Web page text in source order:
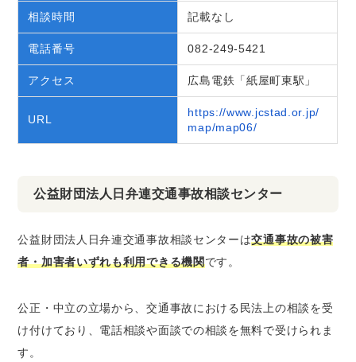
相談時間 記載なし
電話番号 082-249-5421
アクセス 広島電鉄「紙屋町東駅」
URL
https://www.jcstad.or.jp/
map/map06/
公益財団法人日弁連交通事故相談センター
公益財団法人日弁連交通事故相談センターは交通事故の被害
者・加害者いずれも利用できる機関です。
公正・中立の立場から、交通事故における民法上の相談を受
け付けており、電話相談や面談での相談を無料で受けられま
す。